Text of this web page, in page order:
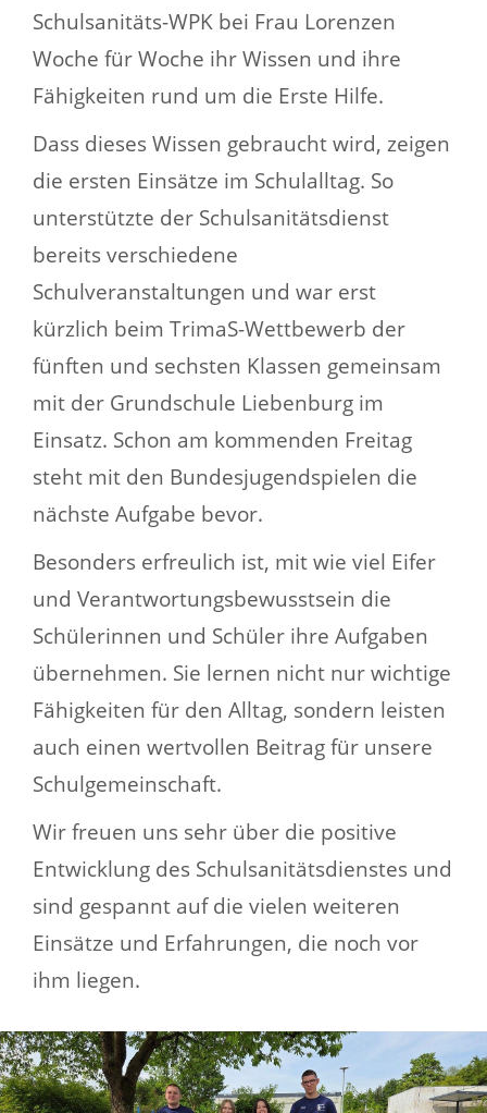
Schulsanitäts-WPK bei Frau Lorenzen
Woche für Woche ihr Wissen und ihre
Fähigkeiten rund um die Erste Hilfe.
Dass dieses Wissen gebraucht wird, zeigen
die ersten Einsätze im Schulalltag. So
unterstützte der Schulsanitätsdienst
bereits verschiedene
Schulveranstaltungen und war erst
kürzlich beim TrimaS-Wettbewerb der
fünften und sechsten Klassen gemeinsam
mit der Grundschule Liebenburg im
Einsatz. Schon am kommenden Freitag
steht mit den Bundesjugendspielen die
nächste Aufgabe bevor.
Besonders erfreulich ist, mit wie viel Eifer
und Verantwortungsbewusstsein die
Schülerinnen und Schüler ihre Aufgaben
übernehmen. Sie lernen nicht nur wichtige
Fähigkeiten für den Alltag, sondern leisten
auch einen wertvollen Beitrag für unsere
Schulgemeinschaft.
Wir freuen uns sehr über die positive
Entwicklung des Schulsanitätsdienstes und
sind gespannt auf die vielen weiteren
Einsätze und Erfahrungen, die noch vor
ihm liegen.